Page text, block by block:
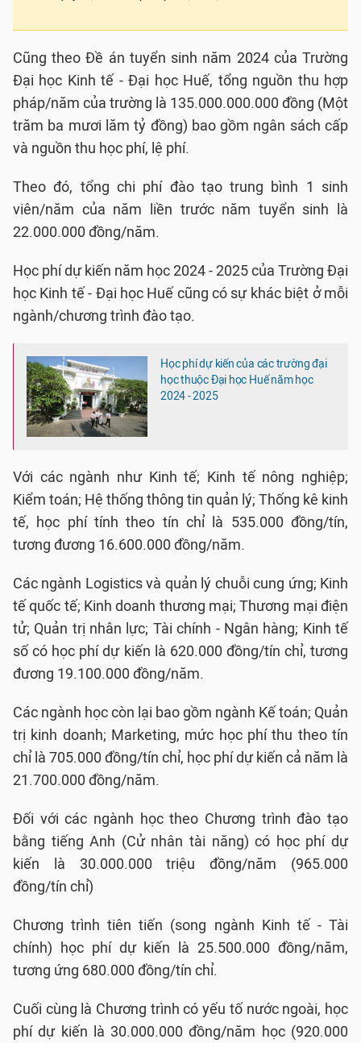
Cũng theo Đề án tuyển sinh năm 2024 của Trường
Đại học Kinh tế - Đại học Huế, tổng nguồn thu hợp
pháp/năm của trường là 135.000.000.000 đồng (Một
trăm ba mươi lăm tỷ đồng) bao gồm ngân sách cấp
và nguồn thu học phí, lệ phí.
Theo đó, tổng chi phí đào tạo trung bình 1 sinh
viên/năm của năm liền trước năm tuyển sinh là
22.000.000 đồng/năm.
Học phí dự kiến năm học 2024 - 2025 của Trường Đại
học Kinh tế - Đại học Huế cũng có sự khác biệt ở mỗi
ngành/chương trình đào tạo.
Học phí dự kiến của các trường đại
học thuộc Đại học Huế năm học
2024 - 2025
Với các ngành như Kinh tế; Kinh tế nông nghiệp;
Kiểm toán; Hệ thống thông tin quản lý; Thống kê kinh
tế, học phí tính theo tín chỉ là 535.000 đồng/tín,
tương đương 16.600.000 đồng/năm.
Các ngành Logistics và quản lý chuỗi cung ứng; Kinh
tế quốc tế; Kinh doanh thương mại; Thương mại điện
tử; Quản trị nhân lực; Tài chính - Ngân hàng; Kinh tế
số có học phí dự kiến là 620.000 đồng/tín chỉ, tương
đương 19.100.000 đồng/năm.
Các ngành học còn lại bao gồm ngành Kế toán; Quản
trị kinh doanh; Marketing, mức học phí thu theo tín
chỉ là 705.000 đồng/tín chỉ, học phí dự kiến cả năm là
21.700.000 đồng/năm.
Đối với các ngành học theo Chương trình đào tạo
bằng tiếng Anh (Cử nhân tài năng) có học phí dự
kiến là 30.000.000 triệu đồng/năm (965.000
đồng/tín chỉ)
Chương trình tiên tiến (song ngành Kinh tế - Tài
chính) học phí dự kiến là 25.500.000 đồng/năm,
tương ứng 680.000 đồng/tín chỉ.
Cuối cùng là Chương trình có yếu tố nước ngoài, học
phí dự kiến là 30.000.000 đồng/năm học (920.000